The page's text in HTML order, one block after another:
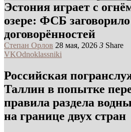
Эстония играет с
озере: ФСБ
договорённостей
Степан Орлов 28 мая, 2026 3 Share
VKOdnoklassniki
Российская
Таллин в попытке
правила раздела
на границе двух стран